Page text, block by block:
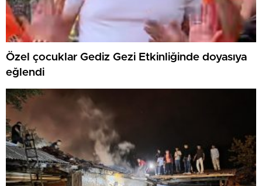
Özel çocuklar Gediz Gezi Etkinliğinde doyasıya
eğlendi